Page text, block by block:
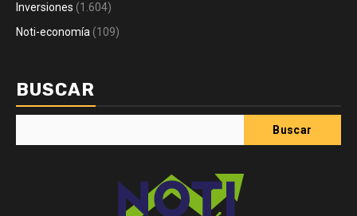
Inversiones (1.604)
Noti-economía (109)
BUSCAR
Buscar